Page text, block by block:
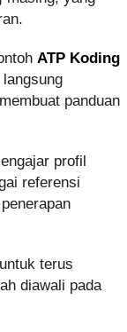
ATP Koding
panduan
profil
referensi
terus
diawali pada